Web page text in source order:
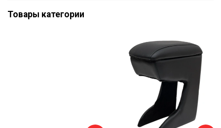
Товары категории